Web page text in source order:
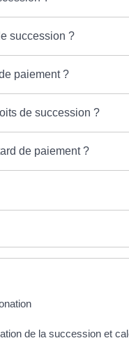
succession ?
paiement ?
de succession ?
de paiement ?
de la succession et